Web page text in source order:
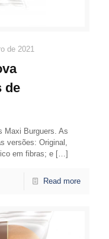
de 2021
de
Maxi Burguers. As
versões: Original,
em fibras; e […]
Read more